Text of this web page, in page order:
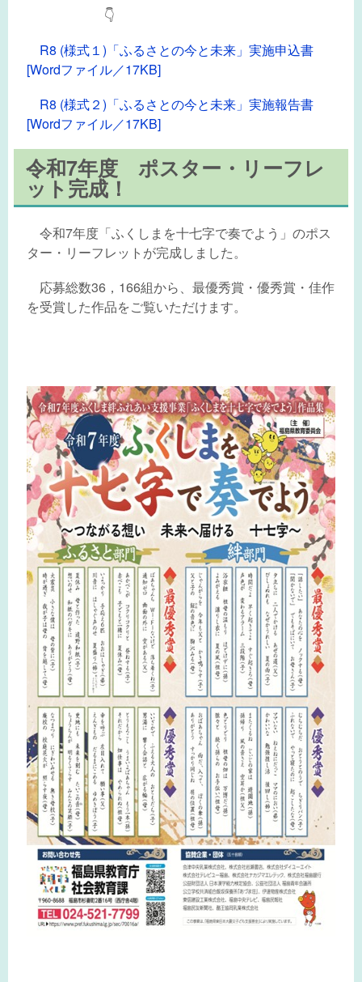
👇
R8 (様式１)「ふるさとの今と未来」実施申込書
[Wordファイル／17KB]
R8 (様式２)「ふるさとの今と未来」実施報告書
[Wordファイル／17KB]
令和7年度 ポスター・リーフレ
ット完成！
令和7年度「ふくしまを十七字で奏でよう」のポス
ター・リーフレットが完成しました。
応募総数36，166組から、最優秀賞・優秀賞・佳作
を受賞した作品をご覧いただけます。